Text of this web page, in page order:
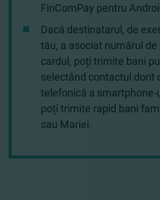
FinComPay pentru
Dacă destinatarul, de
tău, a asociat numărul
cardul, poți trimite bani
selectând contactul dorit
telefonică a smartphone-
poți trimite rapid bani
sau Mariei.